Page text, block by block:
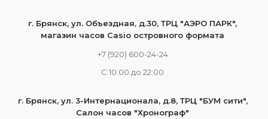
г. Брянск, ул. Объездная, д.30, ТРЦ "АЭРО ПАРК",
магазин часов Casio островного формата
+7 (920) 600-24-24
С 10:00 до 22:00
г. Брянск, ул. 3-Интернационала, д.8, ТРЦ "БУМ сити",
Салон часов "Хронограф"